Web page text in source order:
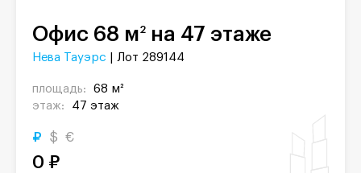
Офис 68 м2 на 47 этаже
Нева Тауэрс | Лот 289144
площадь:
68 м²
этаж:
47 этаж
₽ $ €
0 ₽